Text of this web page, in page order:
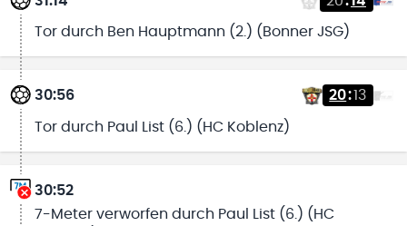
Tor durch Ben Hauptmann (2.) (Bonner JSG)
30:56 20:13
Tor durch Paul List (6.) (HC Koblenz)
30:52
7-Meter verworfen durch Paul List (6.) (HC